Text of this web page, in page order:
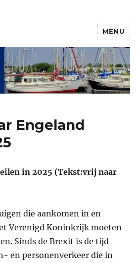
FisherClub
MENU
Engeland
in 2025 (Tekst:vrij naar
die aankomen in en
Verenigd Koninkrijk moeten
Sinds de Brexit is de tijd
en personenverkeer die in